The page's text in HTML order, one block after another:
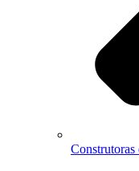
Construtoras